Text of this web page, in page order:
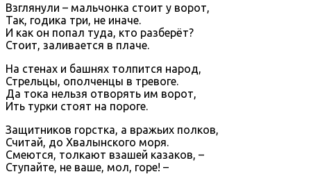
Взглянули – мальчонка стоит у ворот,
Так, годика три, не иначе.
И как он попал туда, кто разберёт?
Стоит, заливается в плаче.
На стенах и башнях толпится народ,
Стрельцы, ополченцы в тревоге.
Да тока нельзя отворять им ворот,
Ить турки стоят на пороге.
Защитников горстка, а вражьих полков,
Считай, до Хвалынского моря.
Смеются, толкают взашей казаков, –
Ступайте, не ваше, мол, горе! –